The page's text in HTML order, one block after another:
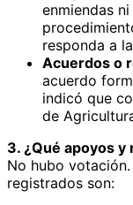
enmiendas
responda a
Acuerdos o
acuerdo
indicó que
de
3. ¿Qué apoyos
No hubo
registrados son: